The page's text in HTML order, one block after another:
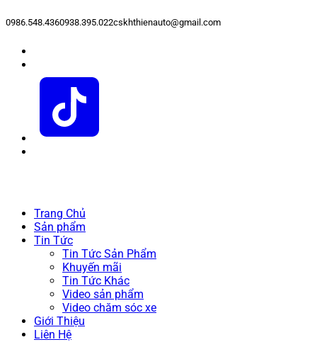
0986.548.4360938.395.022cskhthienauto@gmail.com
Trang Chủ
Sản phẩm
Tin Tức
Tin Tức Sản Phẩm
Khuyến mãi
Tin Tức Khác
Video sản phẩm
Video chăm sóc xe
Giới Thiệu
Liên Hệ